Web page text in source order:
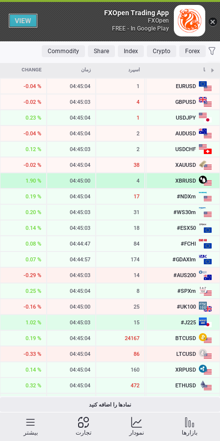
Table
FAVORITES
MOST TRADED
TOP RISERS
TOP FALLERS
Forex
Crypto
Index
Share
Commodity
نمادها اسپرد زمان CHANGE
EURUSD
1.15504
1
04:45:04
-0.04 %
GBPUSD
1.34868
4
04:45:03
-0.02 %
USDJPY
158.274
1
04:45:04
0.23 %
AUDUSD
0.70595
2
04:45:04
-0.04 %
USDCHF
0.80931
2
04:45:03
0.12 %
XAUUSD
4332.22
38
04:45:04
-0.02 %
XBRUSD
83.16
4
04:45:00
1.90 %
#NDXm
29798.2
17
04:45:04
0.19 %
#WS30m
54045.8
31
04:45:03
0.20 %
#ESX50
6533.7
18
04:45:03
0.14 %
#FCHI
8721.3
84
04:44:47
0.08 %
#GDAXIm
26365.8
174
04:44:57
0.07 %
#AUS200
9227.3
14
04:45:03
-0.29 %
#SPXm
7771.9
8
04:45:04
0.25 %
#UK100
10876.7
25
04:45:00
-0.16 %
#J225
66868
15
04:45:03
1.02 %
BTCUSD
64968.949
24167
04:45:04
0.19 %
LTCUSD
45.303
86
04:45:04
-0.33 %
XRPUSD
1.03125
160
04:45:04
0.14 %
ETHUSD
1915.406
472
04:45:04
0.32 %
SOLUSD
76.55
04:45:04
TSLA
328.64
55
2026/08/07
19:59:59
2.83 %
نمادها را اضافه کنید
بازارها نمودار تجارت بیشتر
FXOpen Trading App
FXOpen
FREE - In Google Play
VIEW